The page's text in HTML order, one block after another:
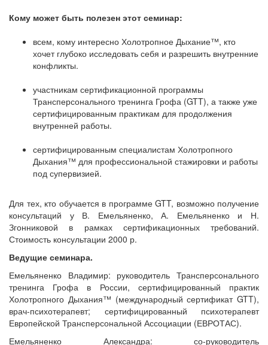
Кому может быть полезен этот семинар:
всем, кому интересно Холотропное Дыхание™, кто
хочет глубоко исследовать себя и разрешить внутренние
конфликты.
участникам сертификационной программы
Трансперсонального тренинга Грофа (GTT), а также уже
сертифицированным практикам для продолжения
внутренней работы.
сертифицированным специалистам Холотропного
Дыхания™ для профессиональной стажировки и работы
под супервизией.
Для тех, кто обучается в программе GTT, возможно получение
консультаций у В. Емельяненко, А. Емельяненко и Н.
Згонниковой в рамках сертификационных требований.
Стоимость консультации 2000 р.
Ведущие семинара.
Емельяненко Владимир: руководитель Трансперсонального
тренинга Грофа в России, сертифицированный практик
Холотропного Дыхания™ (международный сертификат GTT),
врач-психотерапевт; сертифицированный психотерапевт
Европейской Трансперсональной Ассоциации (ЕВРОТАС).
Емельяненко Александра: со-руководитель